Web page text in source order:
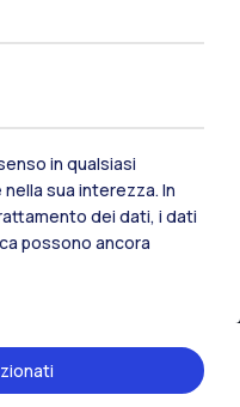
in qualsiasi
sua interezza. In
dei dati, i dati
possono ancora